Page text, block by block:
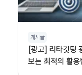
게시글
[광고] 리타깃팅
보는 최적의 활용